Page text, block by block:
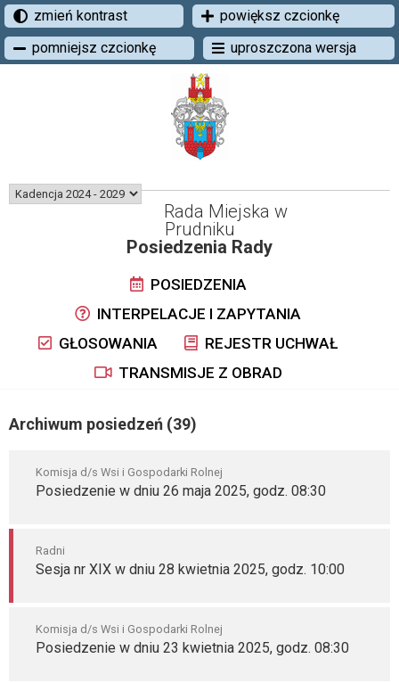
zmień kontrast
powiększ czcionkę
pomniejsz czcionkę
uproszczona wersja
Rada Miejska w
Prudniku
Posiedzenia Rady
POSIEDZENIA
INTERPELACJE I ZAPYTANIA
GŁOSOWANIA
REJESTR UCHWAŁ
TRANSMISJE Z OBRAD
Archiwum posiedzeń (39)
Komisja d/s Wsi i Gospodarki Rolnej
Posiedzenie w dniu 26 maja 2025, godz. 08:30
Radni
Sesja nr XIX w dniu 28 kwietnia 2025, godz. 10:00
Komisja d/s Wsi i Gospodarki Rolnej
Posiedzenie w dniu 23 kwietnia 2025, godz. 08:30